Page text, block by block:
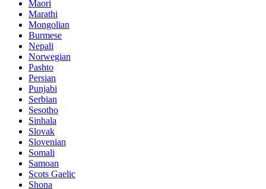
Maori
Marathi
Mongolian
Burmese
Nepali
Norwegian
Pashto
Persian
Punjabi
Serbian
Sesotho
Sinhala
Slovak
Slovenian
Somali
Samoan
Scots Gaelic
Shona